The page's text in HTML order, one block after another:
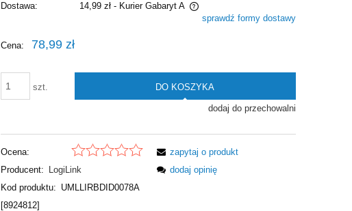
Dostawa:
14,99 zł - Kurier Gabaryt A
płatności
sprawdź formy dostawy
Cena: 78,99 zł
szt. DO KOSZYKA
dodaj do przechowalni
Ocena:
Producent:
LogiLink
Kod produktu: UMLLIRBDID0078A
[8924812]
zapytaj o produkt
dodaj opinię